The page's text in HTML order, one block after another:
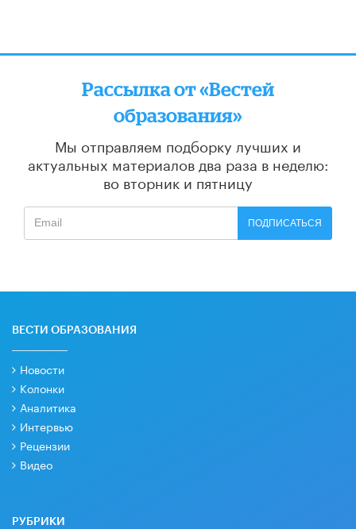
Рассылка от «Вестей
образования»
Мы отправляем подборку лучших и
актуальных материалов два раза в неделю:
во вторник и пятницу
ПОДПИСАТЬСЯ
ВЕСТИ ОБРАЗОВАНИЯ
Новости
Колонки
Аналитика
Интервью
Рецензии
Видео
РУБРИКИ